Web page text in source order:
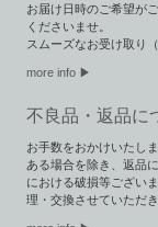
お届け日時のご希望が
くださいませ。
スムーズなお受け取り
more info ▶︎
不良品・返品に
お手数をおかけいたし
ある場合を除き、返品
における破損等ござい
理・交換させていただき